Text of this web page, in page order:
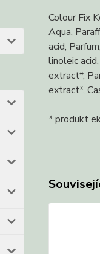
Colour Fix
Aqua,
acid,
linoleic
extract*,
extract*,
* produkt